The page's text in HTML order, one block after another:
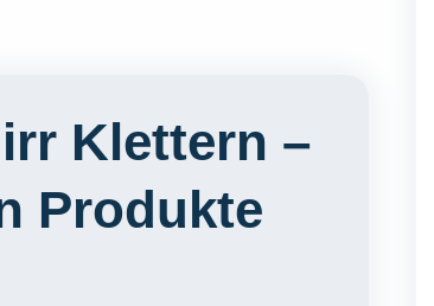
Klettern –
Produkte